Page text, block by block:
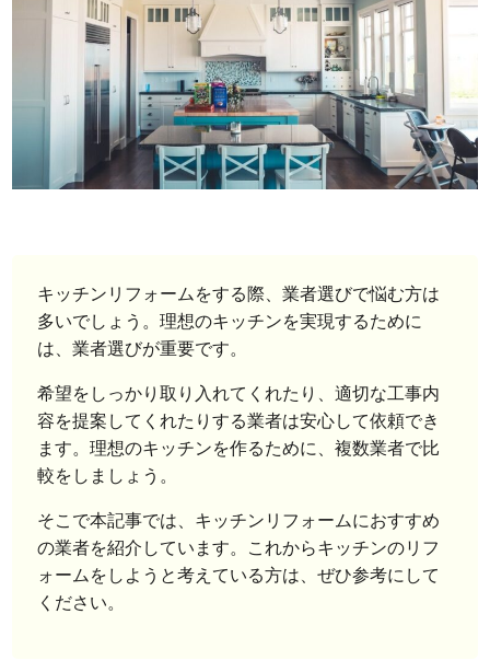
キッチンリフォームをする際、業者選びで悩む方は
多いでしょう。理想のキッチンを実現するために
は、業者選びが重要です。
希望をしっかり取り入れてくれたり、適切な工事内
容を提案してくれたりする業者は安心して依頼でき
ます。理想のキッチンを作るために、複数業者で比
較をしましょう。
そこで本記事では、キッチンリフォームにおすすめ
の業者を紹介しています。これからキッチンのリフ
ォームをしようと考えている方は、ぜひ参考にして
ください。